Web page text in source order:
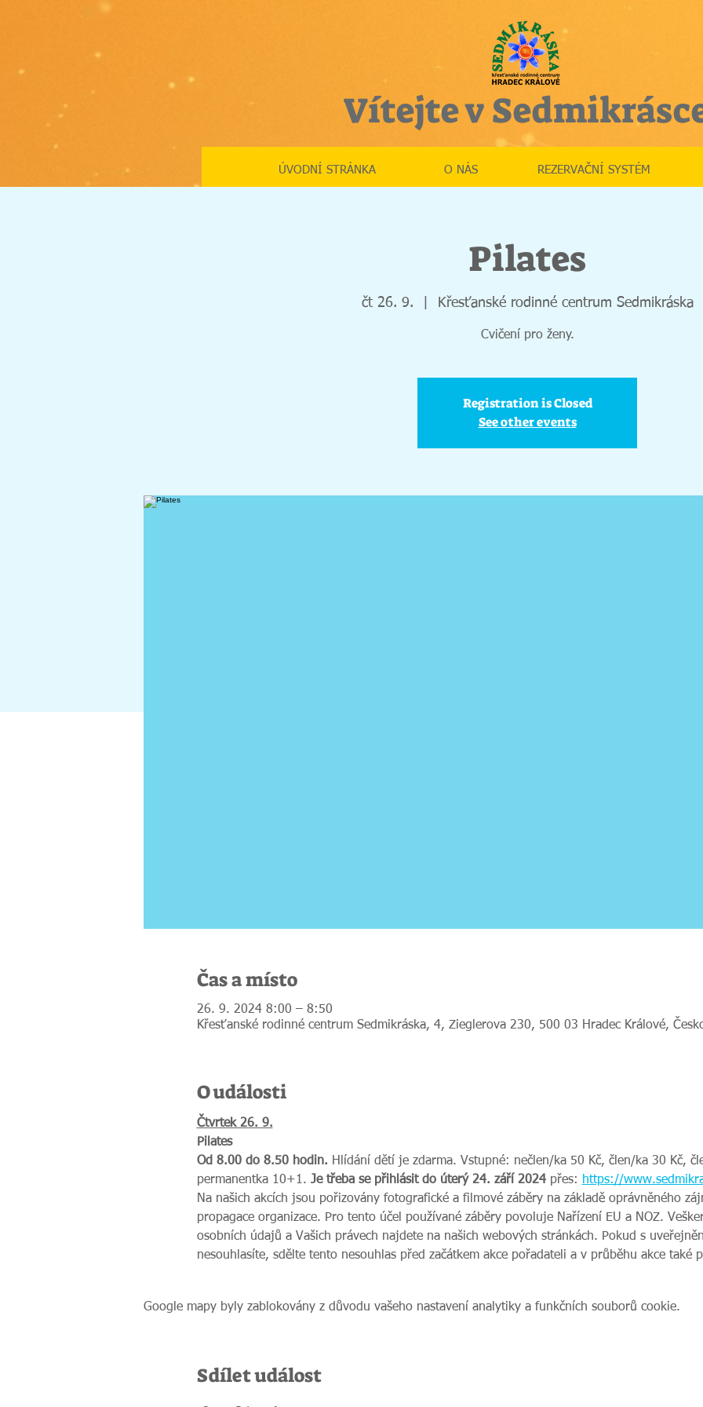
Vítejte v
ÚVODNÍ STRÁNKA O NÁS REZERVAČNÍ SYSTÉM
Pilates
čt 26. 9. Křesťanské rodinné centrum Sedmikráska
Cvičení pro ženy.
Registration is Closed
See other events
Čas a místo
26. 9. 2024 8:00 – 8:50
Křesťanské rodinné centrum Sedmikráska, 4, Zieglerova 230, 500 03 Hradec Králové,
O události
Čtvrtek 26. 9.
Pilates
Od 8.00 do 8.50 hodin. Hlídání dětí je zdarma. Vstupné: nečlen/ka 50 Kč, člen/ka 30 Kč,
permanentka 10+1. Je třeba se přihlásit do úterý 24. září 2024 přes: https://
Na našich akcích jsou pořizovány fotografické a filmové záběry na základě oprávněného
propagace organizace. Pro tento účel používané záběry povoluje Nařízení EU a NOZ.
osobních údajů a Vašich právech najdete na našich webových stránkách. Pokud s
nesouhlasíte, sdělte tento nesouhlas před začátkem akce pořadateli a v průběhu akce také
Google mapy byly zablokovány z důvodu vašeho nastavení analytiky a funkčních souborů cookie.
Sdílet událost